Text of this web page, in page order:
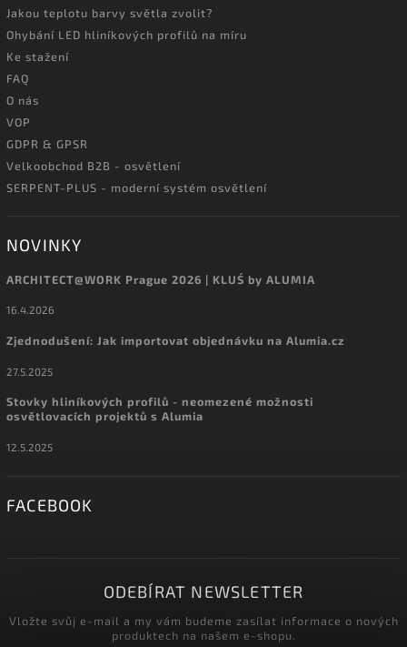
Jakou teplotu barvy světla zvolit?
Ohybání LED hliníkových profilů na míru
Ke stažení
FAQ
O nás
VOP
GDPR & GPSR
Velkoobchod B2B - osvětlení
SERPENT-PLUS - moderní systém osvětlení
NOVINKY
ARCHITECT@WORK Prague 2026 | KLUŚ by ALUMIA
16.4.2026
Zjednodušení: Jak importovat objednávku na Alumia.cz
27.5.2025
Stovky hliníkových profilů - neomezené možnosti
osvětlovacích projektů s Alumia
12.5.2025
FACEBOOK
ODEBÍRAT NEWSLETTER
Vložte svůj e-mail a my vám budeme zasílat informace o nových
produktech na našem e-shopu.